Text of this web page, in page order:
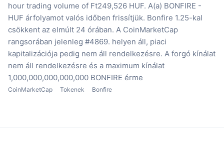
hour trading volume of Ft249,526 HUF. A(a) BONFIRE -
HUF árfolyamot valós időben frissítjük. Bonfire 1.25-kal
csökkent az elmúlt 24 órában. A CoinMarketCap
rangsorában jelenleg #4869. helyen áll, piaci
kapitalizációja pedig nem áll rendelkezésre. A forgó kínálat
nem áll rendelkezésre és a maximum kínálat
1,000,000,000,000,000 BONFIRE érme
CoinMarketCap Tokenek Bonfire